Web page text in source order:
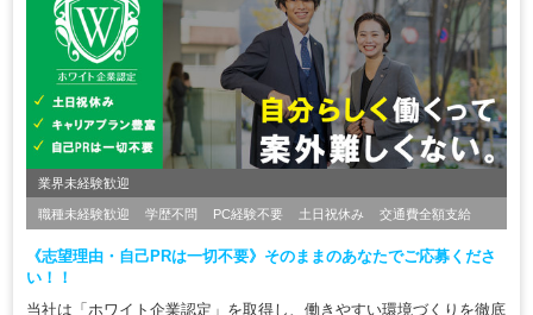
業界未経験歓迎
職種未経験歓迎 学歴不問 PC経験不要 土日祝休み 交通費全額支給
《志望理由・自己PRは一切不要》そのままのあなたでご応募くださ
い！！
当社は「ホワイト企業認定」を取得し、働きやすい環境づくりを徹底